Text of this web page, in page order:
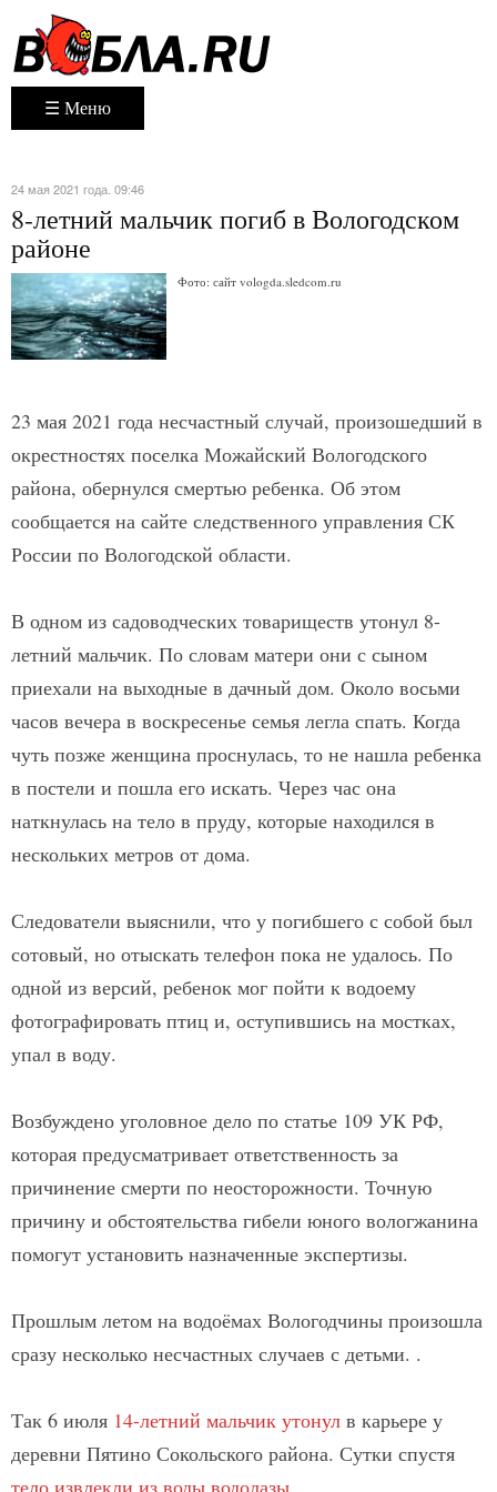
☰ Меню
24 мая 2021 года. 09:46
8-летний мальчик погиб в Вологодском
районе
Фото: сайт vologda.sledcom.ru
23 мая 2021 года несчастный случай, произошедший в
окрестностях поселка Можайский Вологодского
района, обернулся смертью ребенка. Об этом
сообщается на сайте следственного управления СК
России по Вологодской области.
В одном из садоводческих товариществ утонул 8-
летний мальчик. По словам матери они с сыном
приехали на выходные в дачный дом. Около восьми
часов вечера в воскресенье семья легла спать. Когда
чуть позже женщина проснулась, то не нашла ребенка
в постели и пошла его искать. Через час она
наткнулась на тело в пруду, которые находился в
нескольких метров от дома.
Следователи выяснили, что у погибшего с собой был
сотовый, но отыскать телефон пока не удалось. По
одной из версий, ребенок мог пойти к водоему
фотографировать птиц и, оступившись на мостках,
упал в воду.
Возбуждено уголовное дело по статье 109 УК РФ,
которая предусматривает ответственность за
причинение смерти по неосторожности. Точную
причину и обстоятельства гибели юного вологжанина
помогут установить назначенные экспертизы.
Прошлым летом на водоёмах Вологодчины произошла
сразу несколько несчастных случаев с детьми. .
Так 6 июля 14-летний мальчик утонул в карьере у
деревни Пятино Сокольского района. Сутки спустя